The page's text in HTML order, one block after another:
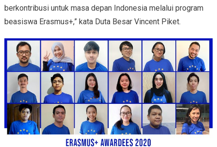
berkontribusi untuk masa depan Indonesia melalui program
beasiswa Erasmus+,” kata Duta Besar Vincent Piket.